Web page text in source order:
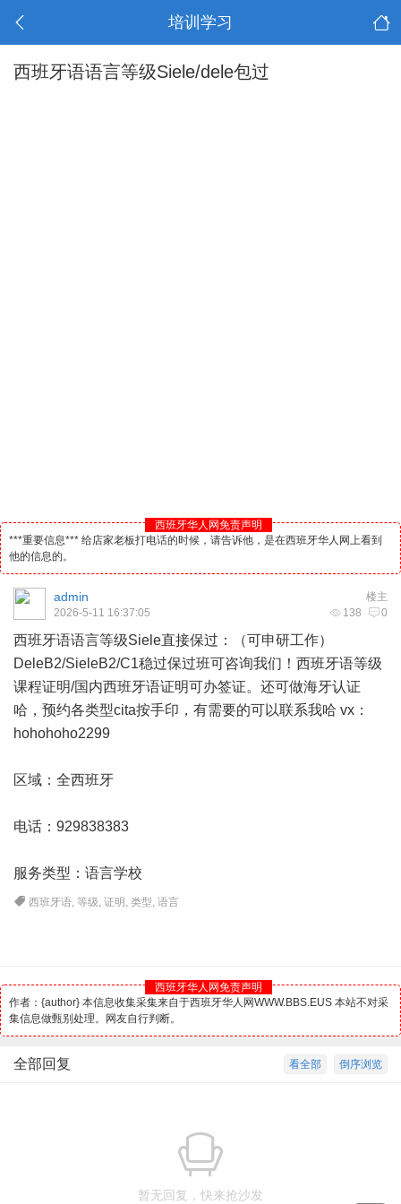
培训学习
西班牙语语言等级Siele/dele包过
西班牙华人网免责声明
***重要信息*** 给店家老板打电话的时候，请告诉他，是在西班牙华人网上看到
他的信息的。
楼主
admin
138 0
2026-5-11 16:37:05
西班牙语语言等级Siele直接保过：（可申研工作）
DeleB2/SieleB2/C1稳过保过班可咨询我们！西班牙语等级
课程证明/国内西班牙语证明可办签证。还可做海牙认证
哈，预约各类型cita按手印，有需要的可以联系我哈 vx：
hohohoho2299
区域：全西班牙
电话：929838383
服务类型：语言学校
西班牙语,等级,证明 ,类型,语言
西班牙华人网免责声明
作者：{author} 本信息收集采集来自于西班牙华人网WWW.BBS.EUS 本站不对采
集信息做甄别处理。网友自行判断。
倒序浏览
看全部
全部回复
暂无回复，快来抢沙发